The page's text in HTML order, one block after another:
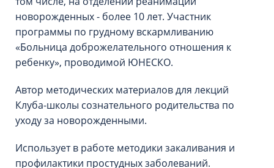
новорожденных - более 10 лет. Участник
программы по грудному вскармливанию
«Больница доброжелательного отношения к
ребенку», проводимой ЮНЕСКО.
Автор методических материалов для лекций
Клуба-школы сознательного родительства по
уходу за новорожденными.
Использует в работе методики закаливания и
профилактики простудных заболеваний.